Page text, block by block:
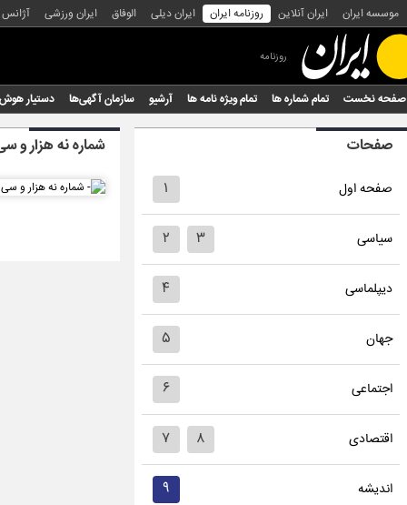
موسسه ایران ایران آنلاین روزنامه ایران ایران دیلی الوفاق ایران ورزشی
روزنامه
صفحه نخست تمام شماره ها تمام ویژه نامه ها آرشیو سازمان آگهی‌ها دستیار
صفحات
صفحه اول ۱
سیاسی ۲ ۳
دیپلماسی ۴
جهان ۵
اجتماعی ۶
اقتصادی ۷ ۸
اندیشه ۹
شماره نه هزار و